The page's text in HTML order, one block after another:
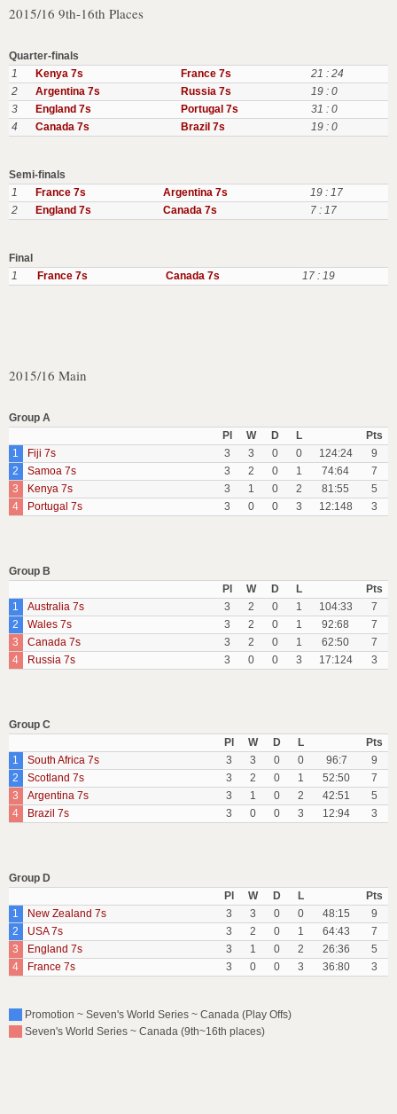
2015/16 9th-16th Places
Quarter-finals
1
Kenya 7s France 7s
21 : 24
2
Argentina 7s Russia 7s
19 : 0
3
England 7s Portugal 7s
31 : 0
4
Canada 7s Brazil 7s 19 : 0
Semi-finals
1
France 7s Argentina 7s
19 : 17
2
England 7s Canada 7s 7 : 17
Final
1
France 7s Canada 7s 17 : 19
2015/16 Main
Group A
Pl
W D L
Pts
1
Fiji 7s 3 3 0 0 124:24
9
2
Samoa 7s 3 2 0 1 74:64
7
3
Kenya 7s 3 1 0 2 81:55
5
4
Portugal 7s 3 0 0 3 12:148 3
Group B
Pl
W D L
Pts
1
Australia 7s 3 2 0 1 104:33
7
2
Wales 7s 3 2 0 1 92:68
7
3
Canada 7s 3 2 0 1 62:50
7
4
Russia 7s 3 0 0 3 17:124 3
Group C
Pl
W D L
Pts
1
South Africa 7s 3 3 0 0 96:7
9
2
Scotland 7s 3 2 0 1 52:50
7
3
Argentina 7s 3 1 0 2 42:51
5
4
Brazil 7s 3 0 0 3 12:94 3
Group D
Pl
W D L
Pts
1
New Zealand 7s 3 3 0 0 48:15
9
2
USA 7s 3 2 0 1 64:43
7
3
England 7s 3 1 0 2 26:36
5
4
France 7s 3 0 0 3 36:80 3
Promotion ~ Seven's World Series ~ Canada (Play Offs)
Seven's World Series ~ Canada (9th~16th places)